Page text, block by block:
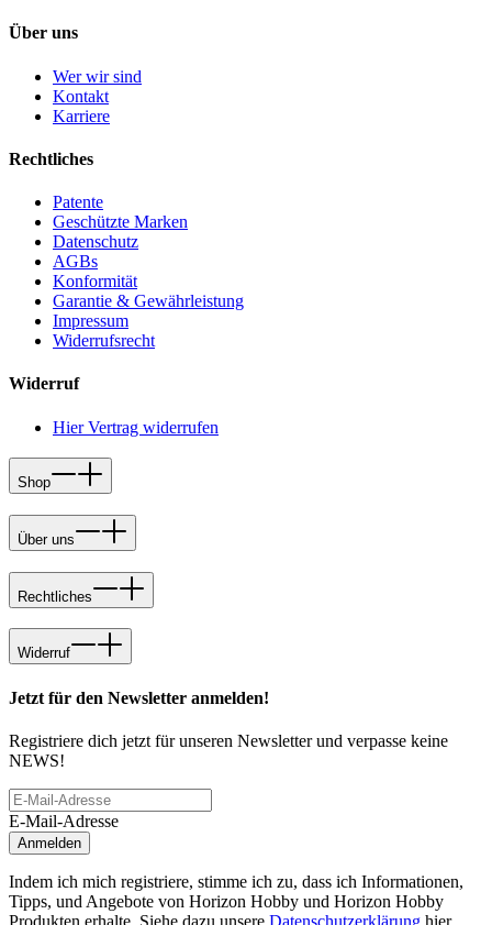
Über uns
Wer wir sind
Kontakt
Karriere
Rechtliches
Patente
Geschützte Marken
Datenschutz
AGBs
Konformität
Garantie & Gewährleistung
Impressum
Widerrufsrecht
Widerruf
Hier Vertrag widerrufen
Shop
Über uns
Rechtliches
Widerruf
Jetzt für den Newsletter anmelden!
Registriere dich jetzt für unseren Newsletter und verpasse keine
NEWS!
E-Mail-Adresse
Anmelden
Indem ich mich registriere, stimme ich zu, dass ich Informationen,
Tipps, und Angebote von Horizon Hobby und Horizon Hobby
Produkten erhalte. Siehe dazu unsere Datenschutzerklärung hier.